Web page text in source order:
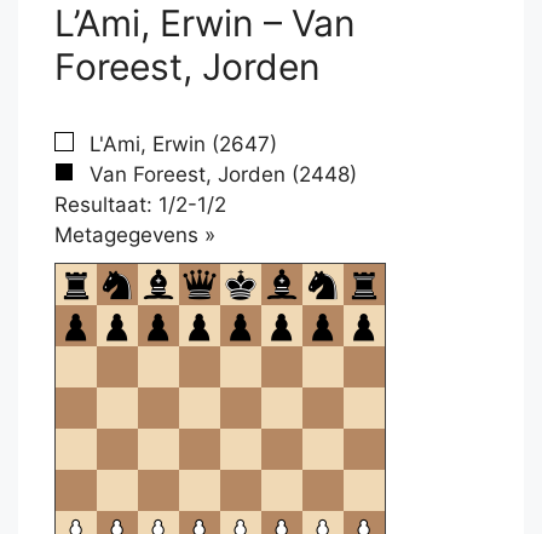
L’Ami, Erwin – Van
Foreest, Jorden
L'Ami, Erwin (2647)
Van Foreest, Jorden (2448)
Resultaat: 1/2-1/2
Metagegevens »
om
te
openen.